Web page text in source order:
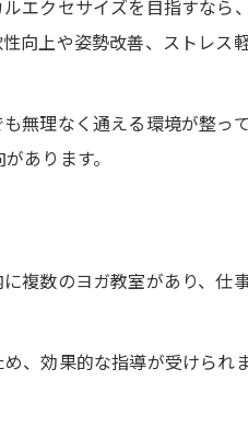
エクセサイズを目指すなら
向上や姿勢改善、ストレス
無理なく通える環境が整っ
あります。
複数のヨガ教室があり、仕
、効果的な指導が受けられ